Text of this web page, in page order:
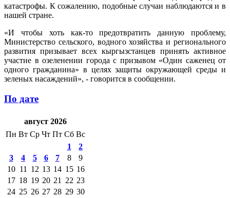
катастрофы. К сожалению, подобные случаи наблюдаются и в
нашей стране.
«И чтобы хоть как-то предотвратить данную проблему,
Министерство сельского, водного хозяйства и регионального
развития призывает всех кыргызстанцев принять активное
участие в озеленении города с призывом «Один саженец от
одного гражданина» в целях защиты окружающей среды и
зеленых насаждений», - говорится в сообщении.
По дате
август 2026
Пн Вт Ср Чт Пт Сб Вс
1
2
3
4 5 6 7 8
9
10 11 12 13 14 15 16
17 18 19 20 21 22 23
24 25 26 27 28 29 30